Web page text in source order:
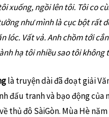
xuống, ngồi lên tôi. Tôi co
như mình là cục bột rất
lóc. Vất vả. Anh chồm tới
hạ tôi nhiều sao tôi không
là truyện dài đã đoạt giải
đấu tranh và bạo động của
thủ đô SàiGòn. Mùa Hè